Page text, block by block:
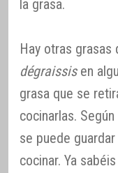
la grasa.
Hay otras grasas
dégraissisen
grasa que se
cocinarlas.
se puede
cocinar. Ya